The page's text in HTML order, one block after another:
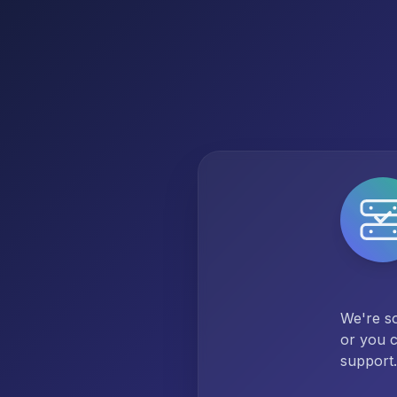
We're
or you
support.